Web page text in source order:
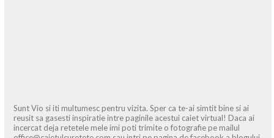
Sunt Vio si iti multumesc pentru vizita. Sper ca te-ai simtit bine si ai
reusit sa gasesti inspiratie intre paginile acestui caiet virtual! Daca ai
incercat deja retetele mele imi poti trimite o fotografie pe mailul